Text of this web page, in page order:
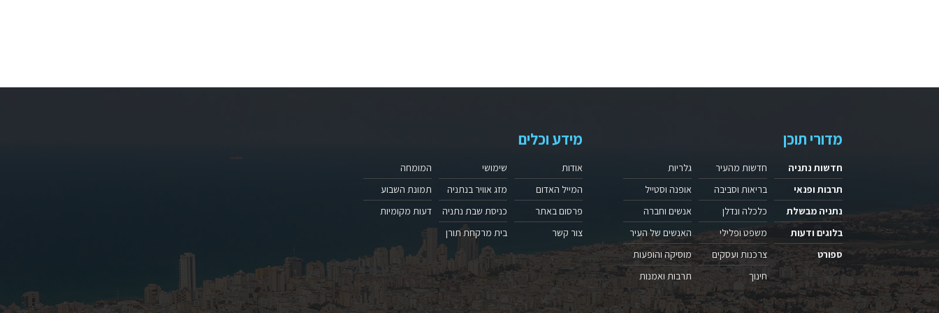
מדורי תוכן
חדשות נתניה
תרבות ופנאי
נתניה מבשלת
בלוגים ודעות
ספורט
חדשות מהעיר
בריאות וסביבה
כלכלה ונדלן
משפט ופלילי
צרכנות ועסקים
חינוך
גלריות
אופנה וסטייל
אנשים וחברה
האנשים של העיר
מוסיקה והופעות
תרבות ואמנות
מידע וכלים
אודות
המייל האדום
פרסום באתר
צור קשר
שימושי
מזג אוויר בנתניה
כניסת שבת נתניה
בית מרקחת תורן
המומחה
תמונת השבוע
דעות מקומיות